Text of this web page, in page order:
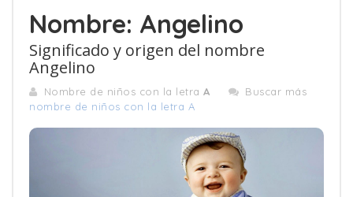
Nombre: Angelino
Significado y origen del nombre
Angelino
Nombre de niños con la letra A
Buscar más
nombre de niños con la letra A